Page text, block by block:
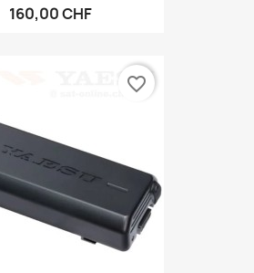
160,00 CHF
favorite_border